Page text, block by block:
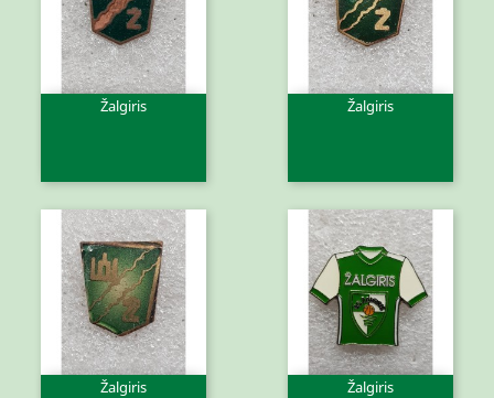
Žalgiris Žalgiris
Žalgiris Žalgiris